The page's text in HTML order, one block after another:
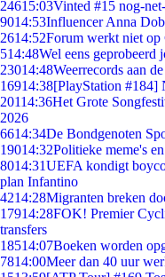
24615:03Vinted #15 nog-
9014:53Influencer Anna
2614:52Forum werkt niet op
514:48Wel eens geprobeerd
23014:48Weerrecords aan
16914:38[PlayStation #184]
20114:36Het Grote
2026
6614:34De Bondgenoten
19014:32Politieke meme's
8014:31UEFA kondigt
plan Infantino
4214:28Migranten breken
17914:28FOK! Premier
transfers
18514:07Boeken worden
7814:00Meer dan 40 uur